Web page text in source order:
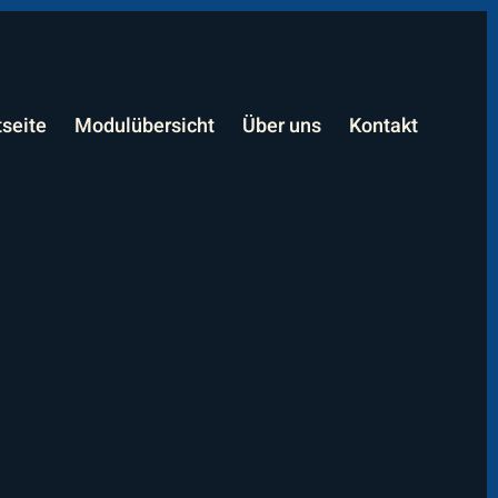
Modulübersicht Über uns Kontakt